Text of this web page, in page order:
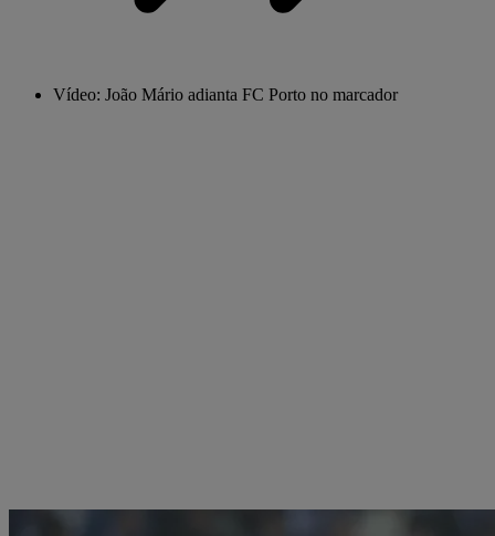
Vídeo: João Mário adianta FC Porto no marcador